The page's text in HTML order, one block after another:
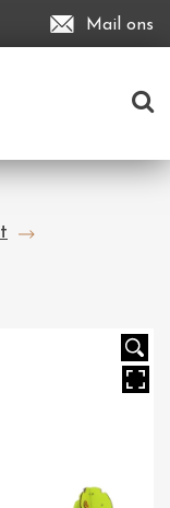
Mail ons